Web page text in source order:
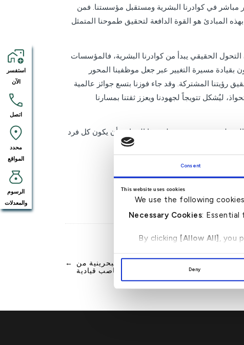
Consent
This website uses cookies
We use the following
Necessary Cookies:
By clicking [Allow All], you
Deny
مباشر في كوادرنا البشرية ومستقبل مؤسستنا. فمن
المبادئ هو القوة الدافعة لتحقيق طموحنا المتمثل
الحقيقي يبدأ من كوادرنا البشرية، فالمؤسسات
بقيادة مسيرة التغيير عبر جعل موظفينا المحور
رؤيتنا المشتركة. وقد جاء فوزنا بتسع جوائز عالمية
الاستحواذ، ليُشكل تتويجاً لجهودنا ويعزز ثقتنا بمسارنا
الموظفين. وتضمن شمولية هذا البرنامج أن يكون كل فرد
←
يؤكد على التزامه بتمكين الكفاءات البحرينية من
خلال تعيينات جديدة في مناصب قيادية
استفسر
الآن
اتصل
محدد
المواقع
الرسوم
والمعدلات